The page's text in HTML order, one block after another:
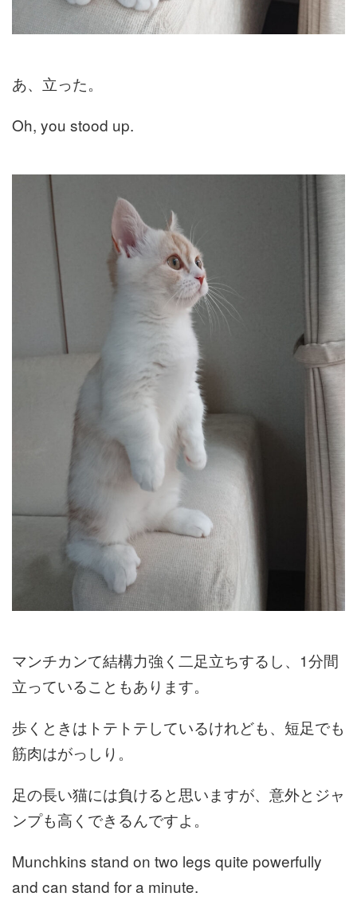
あ、立った。
Oh, you stood up.
マンチカンて結構力強く二足立ちするし、1分間
立っていることもあります。
歩くときはトテトテしているけれども、短足でも
筋肉はがっしり。
足の長い猫には負けると思いますが、意外とジャ
ンプも高くできるんですよ。
Munchkins stand on two legs quite powerfully
and can stand for a minute.